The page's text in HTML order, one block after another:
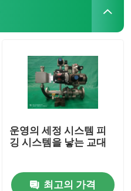
운영의 세정 시스템 피
깅 시스템을 낳는 교대
최고의 가격